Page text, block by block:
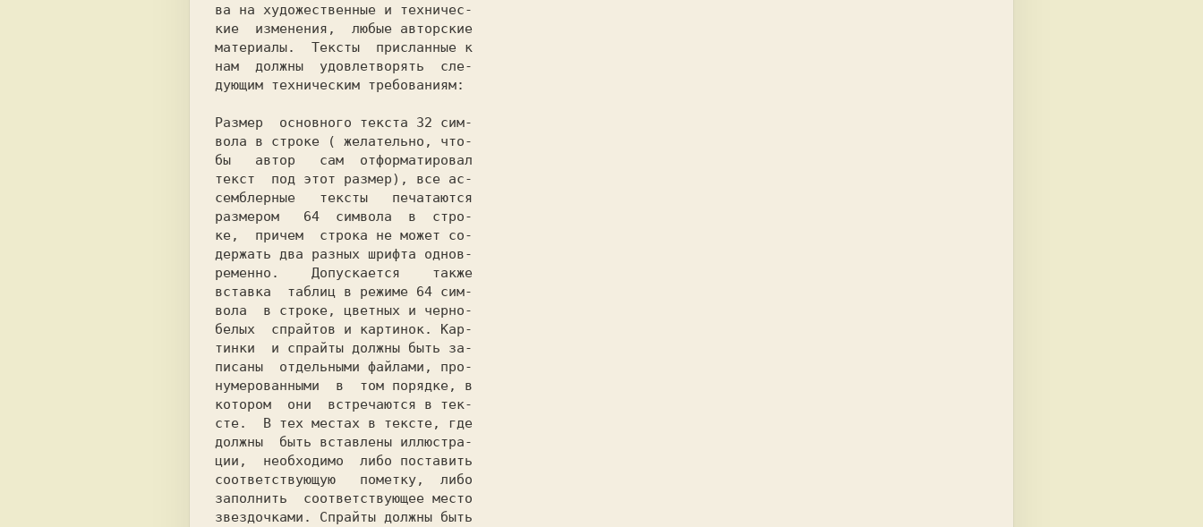
ва на художественные и техничес-
кие  изменения,  любые авторские
материалы.  Тексты  присланные к
нам  должны  удовлетворять  сле-
дующим техническим требованиям:
Размер  основного текста 32 сим-
вола в строке ( желательно, что-
бы   автор   сам  отформатировал
текст  под этот размер), все ас-
семблерные   тексты   печатаются
размером   64  символа  в  стро-
ке,  причем  строка не может со-
держать два разных шрифта однов-
ременно.    Допускается    также
вставка  таблиц в режиме 64 сим-
вола  в строке, цветных и черно-
белых  спрайтов и картинок. Кар-
тинки  и спрайты должны быть за-
писаны  отдельными файлами, про-
нумерованными  в  том порядке, в
котором  они  встречаются в тек-
сте.  В тех местах в тексте, где
должны  быть вставлены иллюстра-
ции,  необходимо  либо поставить
соответствующую   пометку,  либо
заполнить  соответствующее место
звездочками. Спрайты должны быть